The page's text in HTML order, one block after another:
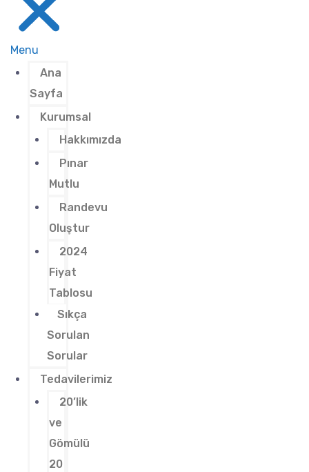
Menu
Ana
Sayfa
Kurumsal
Hakkımızda
Pınar
Mutlu
Randevu
Oluştur
2024
Fiyat
Tablosu
Sıkça
Sorulan
Sorular
Tedavilerimiz
20’lik
ve
Gömülü
20